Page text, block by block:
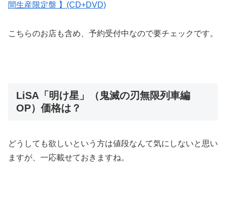
間生産限定盤 】(CD+DVD)
こちらのお店も含め、予約受付中なので要チェックです。
LiSA「明け星」（鬼滅の刃無限列車編
OP）価格は？
どうしても欲しいという方は値段なんて気にしないと思い
ますが、一応載せておきますね。